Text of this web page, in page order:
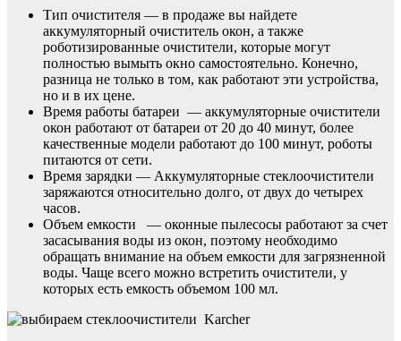
Тип очистителя — в продаже вы найдете
аккумуляторный очиститель окон, а также
роботизированные очистители, которые могут
полностью вымыть окно самостоятельно. Конечно,
разница не только в том, как работают эти устройства,
но и в их цене.
Время работы батареи — аккумуляторные очистители
окон работают от батареи от 20 до 40 минут, более
качественные модели работают до 100 минут, роботы
питаются от сети.
Время зарядки — Аккумуляторные стеклоочистители
заряжаются относительно долго, от двух до четырех
часов.
Объем емкости — оконные пылесосы работают за счет
засасывания воды из окон, поэтому необходимо
обращать внимание на объем емкости для загрязненной
воды. Чаще всего можно встретить очистители, у
которых есть емкость объемом 100 мл.